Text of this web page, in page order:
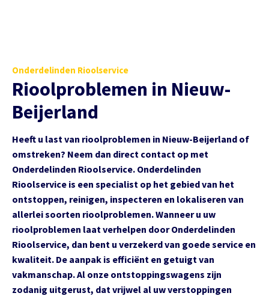
Onderdelinden Rioolservice
Rioolproblemen in Nieuw-
Beijerland
Heeft u last van rioolproblemen in Nieuw-Beijerland of
omstreken? Neem dan direct contact op met
Onderdelinden Rioolservice. Onderdelinden
Rioolservice is een specialist op het gebied van het
ontstoppen, reinigen, inspecteren en lokaliseren van
allerlei soorten rioolproblemen. Wanneer u uw
rioolproblemen laat verhelpen door Onderdelinden
Rioolservice, dan bent u verzekerd van goede service en
kwaliteit. De aanpak is efficiënt en getuigt van
vakmanschap. Al onze ontstoppingswagens zijn
zodanig uitgerust, dat vrijwel al uw verstoppingen